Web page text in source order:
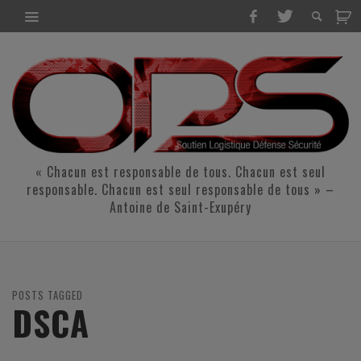
« Chacun est responsable de tous. Chacun est seul
responsable. Chacun est seul responsable de tous » –
Antoine de Saint-Exupéry
POSTS TAGGED
DSCA